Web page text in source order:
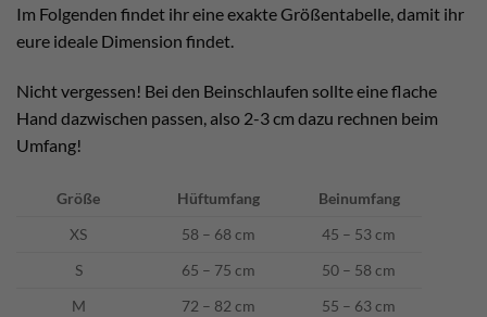
Im Folgenden findet ihr eine exakte Größentabelle, damit ihr
eure ideale Dimension findet.
Nicht vergessen! Bei den Beinschlaufen sollte eine flache
Hand dazwischen passen, also 2-3 cm dazu rechnen beim
Umfang!
Größe Hüftumfang
Beinumfang
XS
58 – 68 cm
45 – 53 cm
S
65 – 75 cm
50 – 58 cm
M
72 – 82 cm
55 – 63 cm